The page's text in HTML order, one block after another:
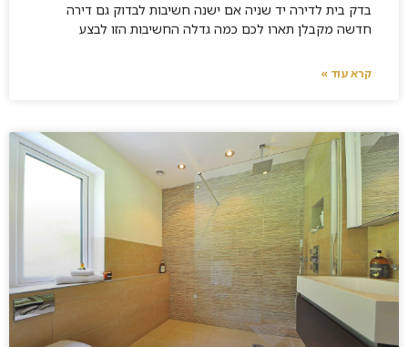
בדק בית לדירה יד שניה אם ישנה חשיבות לבדוק גם דירה
חדשה מקבלן תארו לכם כמה גדלה החשיבות הזו לבצע
קרא עוד »